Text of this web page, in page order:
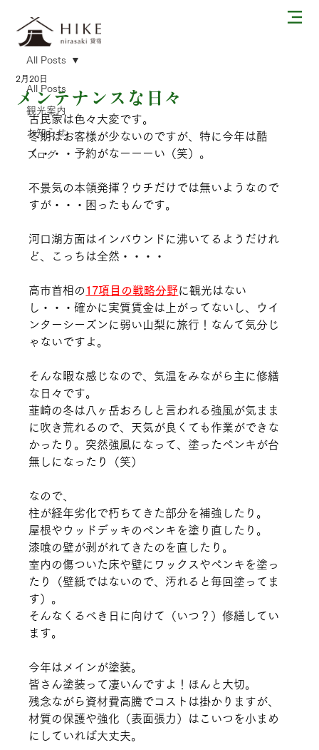
All Posts
観光案内
お知らせ
ブログ
All Posts
メンテナンスな日々
2月20日
古民家は色々大変です。
冬期はお客様が少ないのですが、特に今年は酷
く・・・予約がなーーーい（笑）。
不景気の本領発揮？ウチだけでは無いようなので
すが・・・困ったもんです。
河口湖方面はインバウンドに沸いてるようだけれ
ど、こっちは全然・・・・
高市首相の 17項目の戦略分野に観光はない
し・・・確かに実質賃金は上がってないし、ウイ
ンターシーズンに弱い山梨に旅行！なんて気分じ
ゃないですよ。
そんな暇な感じなので、気温をみながら主に修繕
な日々です。
韮崎の冬は八ヶ岳おろしと言われる強風が気まま
に吹き荒れるので、天気が良くても作業ができな
かったり。突然強風になって、塗ったペンキが台
無しになったり（笑）
なので、
柱が経年劣化で朽ちてきた部分を補強したり。
屋根やウッドデッキのペンキを塗り直したり。
漆喰の壁が剥がれてきたのを直したり。
室内の傷ついた床や壁にワックスやペンキを塗っ
たり（壁紙ではないので、汚れると毎回塗ってま
す）。
そんなくるべき日に向けて（いつ？）修繕してい
ます。
今年はメインが塗装。
皆さん塗装って凄いんですよ！ほんと大切。
残念ながら資材費高騰でコストは掛かりますが、
材質の保護や強化（表面張力）はこいつを小まめ
にしていれば大丈夫。